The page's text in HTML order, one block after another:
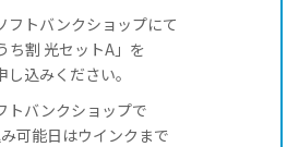
フトバンクショップにて
ち割 光セットA」を
し込みください。
トバンクショップで
可能日はウインクまで